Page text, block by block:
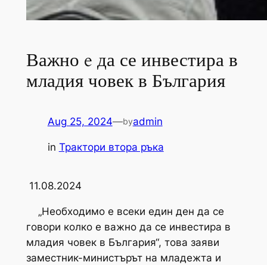
Важно e да се инвестира в
младия човек в България
Aug 25, 2024—byadmin
in Трактори втора ръка
11.08.2024
„Необходимо е всеки един ден да се
говори колко е важно да се инвестира в
младия човек в България“, това заяви
заместник-министърът на младежта и